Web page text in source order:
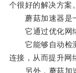
个很好的解决方案。
蘑菇加速器是一
它通过优化网络
它能够自动检测
连接，从而提升网
另外，蘑菇加速